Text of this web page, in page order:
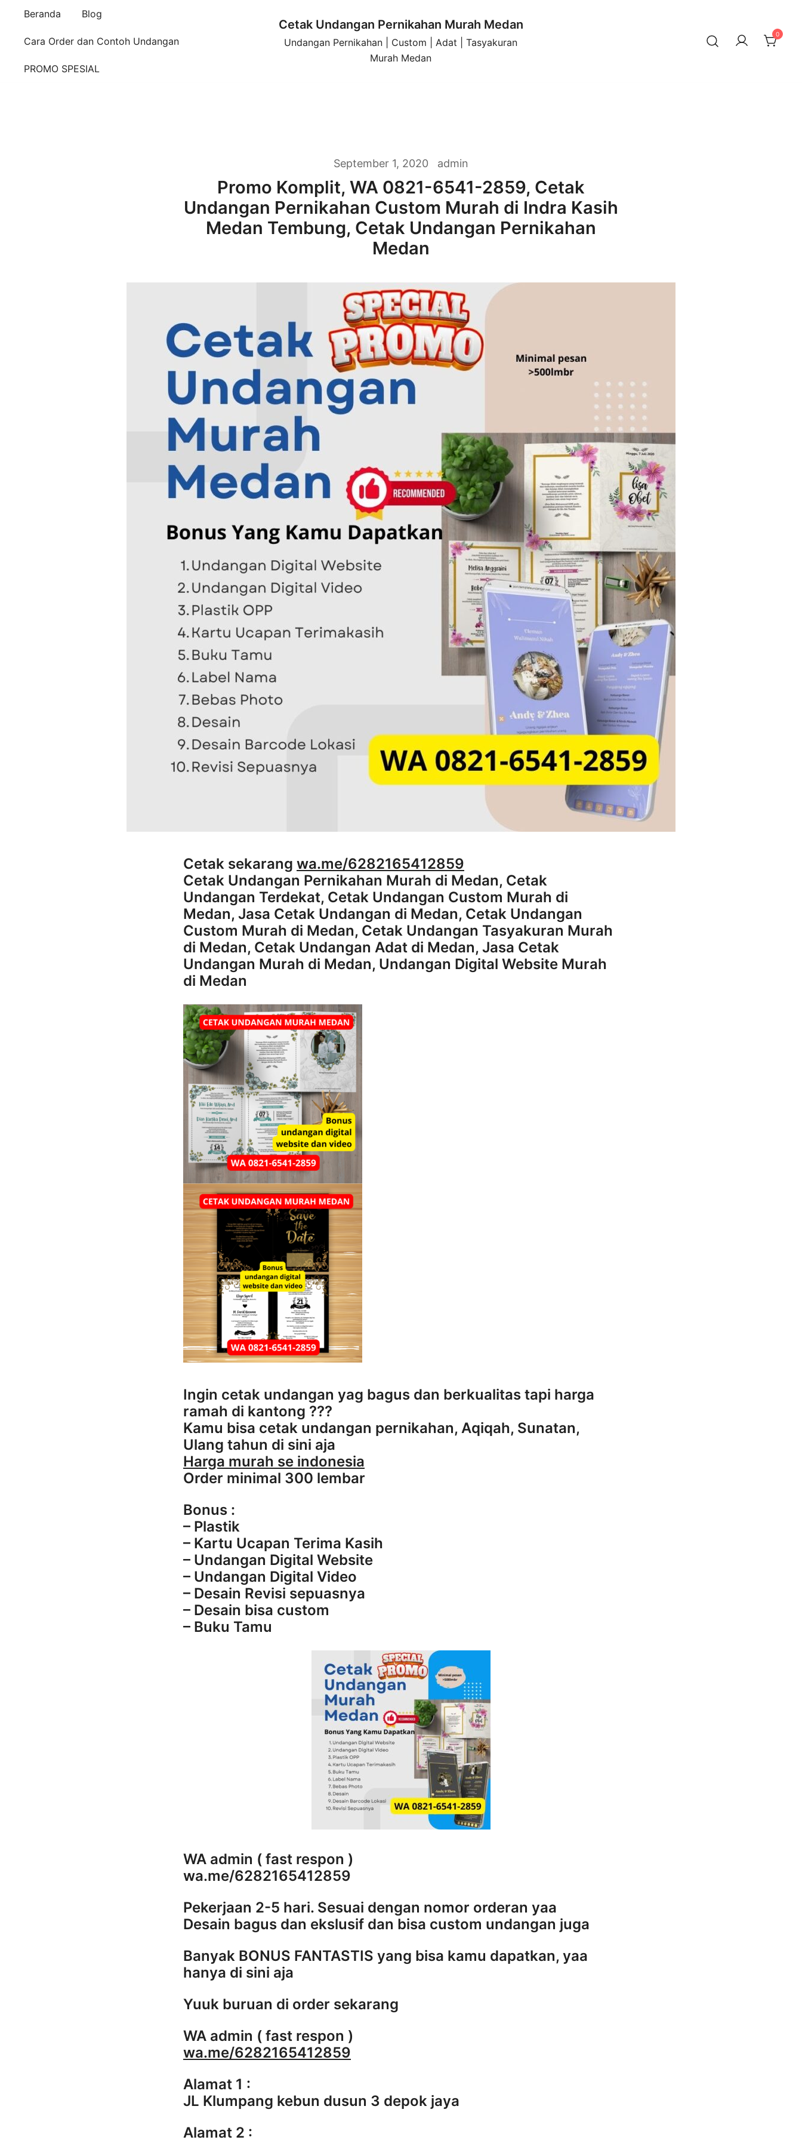
Beranda Blog
Cara Order dan Contoh Undangan
PROMO SPESIAL
Cetak Undangan Pernikahan Murah Medan
Undangan Pernikahan | Custom | Adat | Tasyakuran
Murah Medan
0
September 1, 2020 admin
Promo Komplit, WA 0821-6541-2859, Cetak
Undangan Pernikahan Custom Murah di Indra Kasih
Medan Tembung, Cetak Undangan Pernikahan
Medan
Cetak sekarang wa.me/6282165412859
Cetak Undangan Pernikahan Murah di Medan, Cetak
Undangan Terdekat, Cetak Undangan Custom Murah di
Medan, Jasa Cetak Undangan di Medan, Cetak Undangan
Custom Murah di Medan, Cetak Undangan Tasyakuran Murah
di Medan, Cetak Undangan Adat di Medan, Jasa Cetak
Undangan Murah di Medan, Undangan Digital Website Murah
di Medan
Ingin cetak undangan yag bagus dan berkualitas tapi harga
ramah di kantong ???
Kamu bisa cetak undangan pernikahan, Aqiqah, Sunatan,
Ulang tahun di sini aja
Harga murah se indonesia
Order minimal 300 lembar
Bonus :
– Plastik
– Kartu Ucapan Terima Kasih
– Undangan Digital Website
– Undangan Digital Video
– Desain Revisi sepuasnya
– Desain bisa custom
– Buku Tamu
WA admin ( fast respon )
wa.me/6282165412859
Pekerjaan 2-5 hari. Sesuai dengan nomor orderan yaa
Desain bagus dan ekslusif dan bisa custom undangan juga
Banyak BONUS FANTASTIS yang bisa kamu dapatkan, yaa
hanya di sini aja
Yuuk buruan di order sekarang
WA admin ( fast respon )
wa.me/6282165412859
Alamat 1 :
JL Klumpang kebun dusun 3 depok jaya
Alamat 2 :